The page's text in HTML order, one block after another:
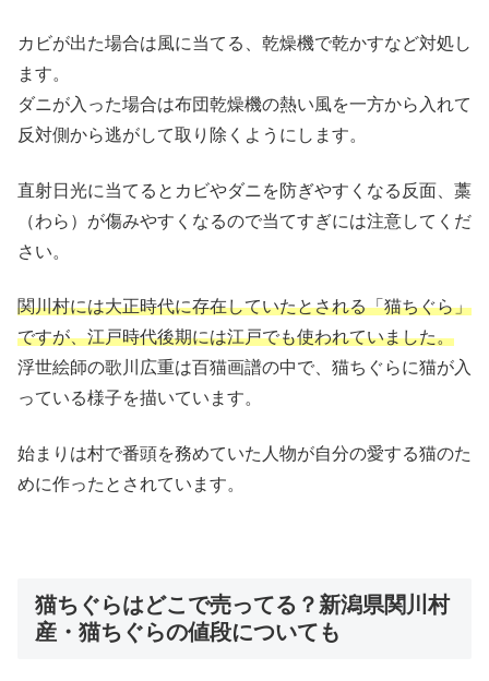
カビが出た場合は風に当てる、乾燥機で乾かすなど対処し
ます。
ダニが入った場合は布団乾燥機の熱い風を一方から入れて
反対側から逃がして取り除くようにします。
直射日光に当てるとカビやダニを防ぎやすくなる反面、藁
（わら）が傷みやすくなるので当てすぎには注意してくだ
さい。
関川村には大正時代に存在していたとされる「猫ちぐら」
ですが、江戸時代後期には江戸でも使われていました。
浮世絵師の歌川広重は百猫画譜の中で、猫ちぐらに猫が入
っている様子を描いています。
始まりは村で番頭を務めていた人物が自分の愛する猫のた
めに作ったとされています。
猫ちぐらはどこで売ってる？新潟県関川村
産・猫ちぐらの値段についても